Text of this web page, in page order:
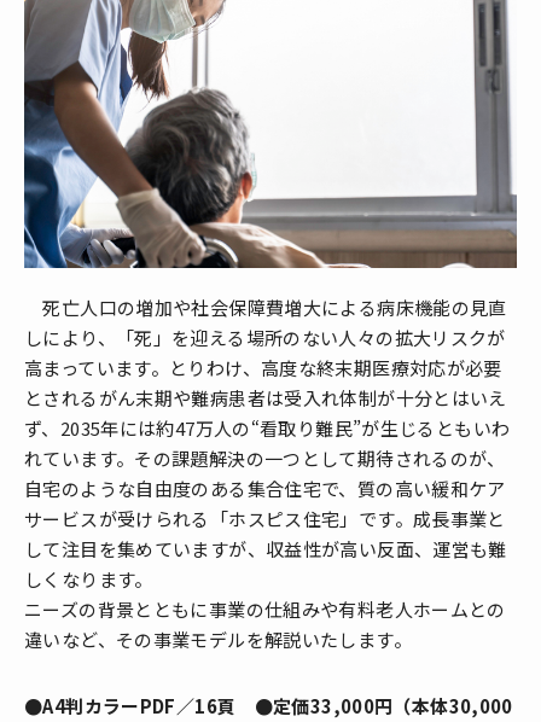
死亡人口の増加や社会保障費増大による病床機能の見直
しにより、「死」を迎える場所のない人々の拡大リスクが
高まっています。とりわけ、高度な終末期医療対応が必要
とされるがん末期や難病患者は受入れ体制が十分とはいえ
ず、2035年には約47万人の“看取り難民”が生じるともいわ
れています。その課題解決の一つとして期待されるのが、
自宅のような自由度のある集合住宅で、質の高い緩和ケア
サービスが受けられる「ホスピス住宅」です。成長事業と
して注目を集めていますが、収益性が高い反面、運営も難
しくなります。
ニーズの背景とともに事業の仕組みや有料老人ホームとの
違いなど、その事業モデルを解説いたします。
●A4判カラーPDF／16頁 ●定価33,000円（本体30,000